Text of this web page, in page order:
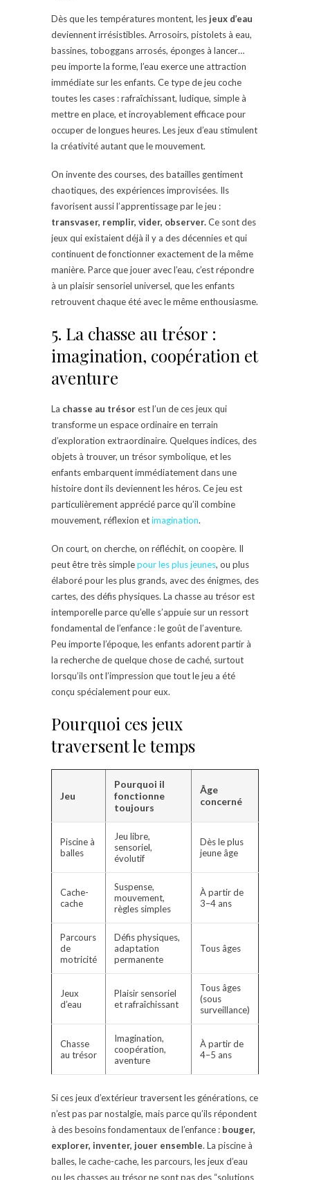
Dès que les températures montent, les jeux d’eau
deviennent irrésistibles. Arrosoirs, pistolets à eau,
bassines, toboggans arrosés, éponges à lancer…
peu importe la forme, l’eau exerce une attraction
immédiate sur les enfants. Ce type de jeu coche
toutes les cases : rafraîchissant, ludique, simple à
mettre en place, et incroyablement efficace pour
occuper de longues heures. Les jeux d’eau stimulent
la créativité autant que le mouvement.
On invente des courses, des batailles gentiment
chaotiques, des expériences improvisées. Ils
favorisent aussi l’apprentissage par le jeu :
transvaser, remplir, vider, observer.Ce sont des
jeux qui existaient déjà il y a des décennies et qui
continuent de fonctionner exactement de la même
manière. Parce que jouer avec l’eau, c’est répondre
à un plaisir sensoriel universel, que les enfants
retrouvent chaque été avec le même enthousiasme.
5. La chasse au trésor :
imagination, coopération et
aventure
La chasse au trésorest l’un de ces jeux qui
transforme un espace ordinaire en terrain
d’exploration extraordinaire. Quelques indices, des
objets à trouver, un trésor symbolique, et les
enfants embarquent immédiatement dans une
histoire dont ils deviennent les héros. Ce jeu est
particulièrement apprécié parce qu’il combine
mouvement, réflexion etimagination.
On court, on cherche, on réfléchit, on coopère. Il
peut être très simplepour les plus jeunes, ou plus
élaboré pour les plus grands, avec des énigmes, des
cartes, des défis physiques. La chasse au trésor est
intemporelle parce qu’elle s’appuie sur un ressort
fondamental de l’enfance : le goût de l’aventure.
Peu importe l’époque, les enfants adorent partir à
la recherche de quelque chose de caché, surtout
lorsqu’ils ont l’impression que tout le jeu a été
conçu spécialement pour eux.
Pourquoi ces jeux
traversent le temps
Jeu
Pourquoi il
fonctionne
toujours
Âge
concerné
Piscine à
balles
Jeu libre,
sensoriel,
évolutif
Dès le plus
jeune âge
Cache-
cache
Suspense,
mouvement,
règles simples
À partir de
3–4 ans
Parcours
de
motricité
Défis physiques,
adaptation
permanente
Tous âges
Jeux
d’eau
Plaisir sensoriel
et rafraîchissant
Tous âges
(sous
surveillance)
Chasse
au trésor
Imagination,
coopération,
aventure
À partir de
4–5 ans
Si ces jeux d’extérieur traversent les générations, ce
n’est pas par nostalgie, mais parce qu’ils répondent
à des besoins fondamentaux de l’enfance : bouger,
explorer, inventer, jouer ensemble. La piscine à
balles, le cache-cache, les parcours, les jeux d’eau
ou les chasses au trésor ne sont pas des “solutions